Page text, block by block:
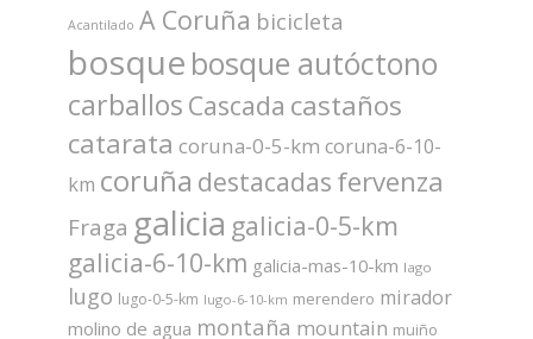
Acantilado A Coruña bicicleta
bosque bosque autóctono
carballos Cascada castaños
catarata coruna-0-5-km coruna-6-10-
km coruña destacadas fervenza
Fraga galicia galicia-0-5-km
galicia-6-10-km galicia-mas-10-km lago
lugo lugo-0-5-km lugo-6-10-km merendero mirador
molino de agua montaña mountain muiño